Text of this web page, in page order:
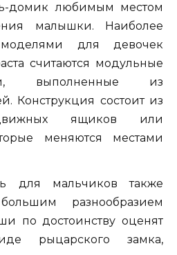
домик любимым местом
малышки. Наиболее
для девочек
считаются модульные
выполненные из
Конструкция состоит из
ящиков или
меняются местами
для мальчиков также
разнообразием
по достоинству оценят
рыцарского замка,